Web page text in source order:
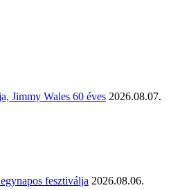
Jimmy Wales 60 éves 2026.08.07.
fesztiválja 2026.08.06.